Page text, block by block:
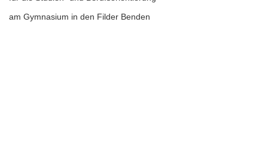
am Gymnasium in den Filder Benden